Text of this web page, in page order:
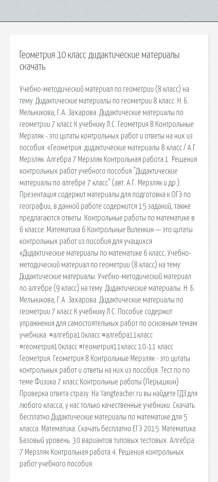
Геометрия 10 класс дидактические материалы
скачать
Учебно-методический материал по геометрии (8 класс) на
тему: Дидактические материалы по геометрии 8 класс. Н. Б.
Мельникова, Г.А. Захарова. Дидактические материалы по
геометрии 7 класс К учебнику Л.С. Геометрия 8 Контрольные
Мерзляк - это цитаты контрольных работ и ответы на них из
пособия: «Геометрия: дидактические материалы 8 класс / А.Г.
Мерзляк. Алгебра 7 Мерзляк Контрольная работа 1. Решения
контрольных работ учебного пособия "Дидактические
материалы по алгебре 7 класс" (авт. А.Г. Мерзляк и др.).
Презентация содержит материалы для подготовка к ОГЭ по
географии, в данной работе содержится 15 заданий, также
предлагаются ответы. Контрольные работы по математике в
6 классе. Математика 6 Контрольные Виленкин — это цитаты
контрольных работ из пособия для учащихся
«Дидактические материалы по математике 6 класс. Учебно-
методический материал по геометрии (8 класс) на тему:
Дидактические материалы. Учебно-методический материал
по алгебре (9 класс) на тему: Дидактические материалы. Н. Б.
Мельникова, Г.А. Захарова. Дидактические материалы по
геометрии 7 класс К учебнику Л.С. Пособие содержит
упражнения для самостоятельных работ по основным темам
учебника. #алгебра10класс #алгебра11класс
#геометрия10класс #геометрия11класс 10-11 класс
Геометрия. Геометрия 8 Контрольные Мерзляк - это цитаты
контрольных работ и ответы на них из пособия. Тест по по
теме Физика 7 класс Контрольные работы (Перышкин)
Проверка ответа стразу. На Yangteacher.ru вы найдете ГДЗ для
любого класса, у нас только качественные учебники. Скачать
бесплатно Дидактические материалы по математике для 5
класса. Математика. Скачать бесплатно ЕГЭ 2015. Математика.
Базовый уровень. 30 вариантов типовых тестовых. Алгебра
7 Мерзляк Контрольная работа 4. Решения контрольных
работ учебного пособия.